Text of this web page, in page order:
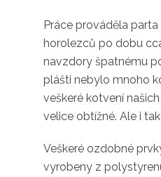
Práce prováděla
horolezců po dobu
navzdory špatnému
plášti nebylo mnoho
veškeré kotvení
velice obtížné. Ale i
Veškeré ozdobné
vyrobeny z